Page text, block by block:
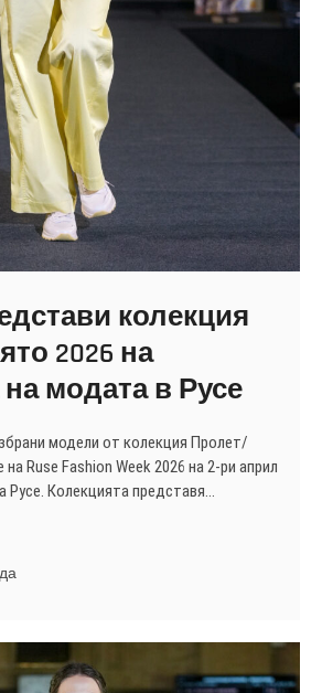
колекция
2026 на
модата в Русе
модели от колекция Пролет/
Ruse Fashion Week 2026 на 2-ри април
Русе. Колекцията представя…